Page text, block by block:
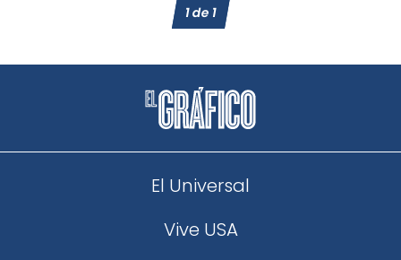
1de1
El Universal
Vive USA